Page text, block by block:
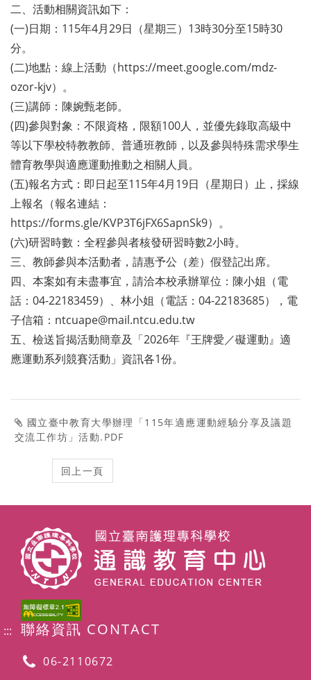
二、活動相關資訊如下：
(一)日期：115年4月29日（星期三）13時30分至15時30
分。
(二)地點：線上活動（https://meet.google.com/mdz-
ozor-kjv）。
(三)講師：陳婉甄老師。
(四)參與對象：不限資格，限額100人，並優先錄取高級中
等以下學校特教教師、普通班教師，以及參與特殊需求學生
體育教學與適應運動推動之相關人員。
(五)報名方式：即日起至115年4月19日（星期日）止，採線
上報名（報名連結：
https://forms.gle/KVP3T6jFX6SapnSk9）。
(六)研習時數：全程參與者核發研習時數2小時。
三、教師參與本活動者，請惠予公（差）假登記出席。
四、本案如有未盡事宜，請洽本校承辦單位：陳小姐（電
話：04-22183459）、林小姐（電話：04-22183685），電
子信箱：ntcuape@mail.ntcu.edu.tw
五、檢送旨揭活動簡章及「2026年『王牌愛／礙運動』適
應運動系列競賽活動」資訊各1份。
國立臺中教育大學辦理「115年適應運動經驗分享及議題
交流工作坊」活動.PDF
::: 聯絡資訊 CONTACT
06-2110672